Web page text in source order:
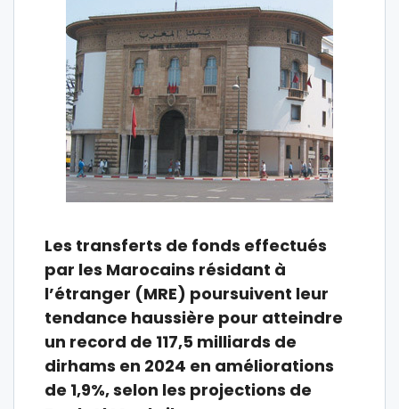
Les transferts de fonds effectués
par les Marocains résidant à
l’étranger (MRE) poursuivent leur
tendance haussière pour atteindre
un record de 117,5 milliards de
dirhams en 2024 en améliorations
de 1,9%, selon les projections de